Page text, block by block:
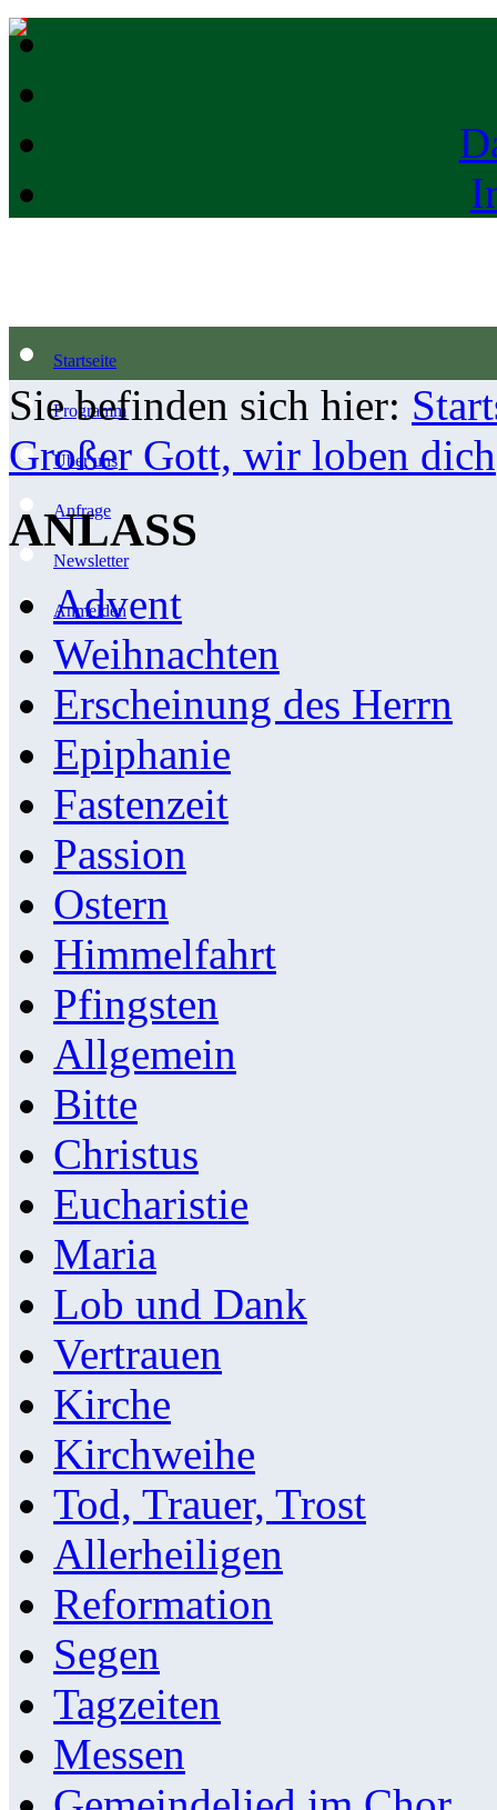
Startseite
Programm
Über uns
Anfrage
Newsletter
Anmelden
Sie befinden sich hier:
Großer Gott, wir loben dich
ANLASS
Advent
Weihnachten
Erscheinung des Herrn
Epiphanie
Fastenzeit
Passion
Ostern
Himmelfahrt
Pfingsten
Allgemein
Bitte
Christus
Eucharistie
Maria
Lob und Dank
Vertrauen
Kirche
Kirchweihe
Tod, Trauer, Trost
Allerheiligen
Reformation
Segen
Tagzeiten
Messen